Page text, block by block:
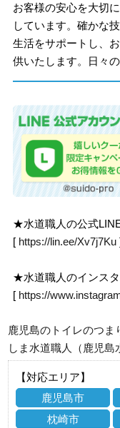
お客様の安心を大切
しています。確かな
生活をサポートし、
供いたします。日々
★水道職人の公式
[ https://lin.ee/Xv7j7Ku
★水道職人のインス
[ https://
鹿児島のトイレのつ
しま水道職人（鹿児島
【対応エリア】
鹿児島市
枕崎市